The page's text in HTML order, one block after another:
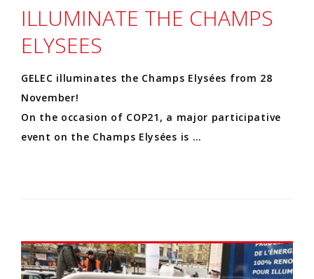
ILLUMINATE THE CHAMPS
ELYSEES
GELEC illuminates the Champs Elysées from 28
November!
On the occasion of COP21, a major participative
event on the Champs Elysées is …